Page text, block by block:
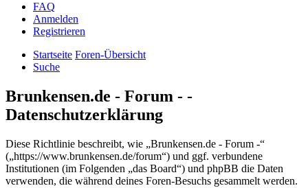
FAQ
Anmelden
Registrieren
Startseite Foren-Übersicht
Suche
Brunkensen.de - Forum - -
Datenschutzerklärung
Diese Richtlinie beschreibt, wie „Brunkensen.de - Forum -“
(„https://www.brunkensen.de/forum“) und ggf. verbundene
Institutionen (im Folgenden „das Board“) und phpBB die Daten
verwenden, die während deines Foren-Besuchs gesammelt werden.